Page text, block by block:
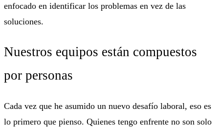
enfocado en identificar los problemas en vez de las
soluciones.
Nuestros equipos están compuestos
por personas
Cada vez que he asumido un nuevo desafío laboral, eso es
lo primero que pienso. Quienes tengo enfrente no son solo